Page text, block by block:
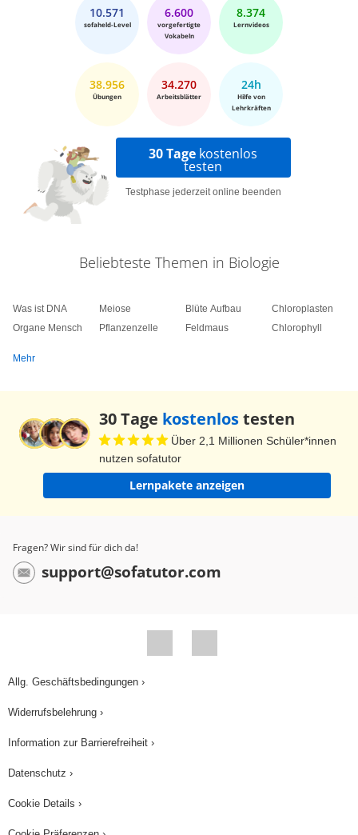
10.571
sofaheld-Level
6.600
vorgefertigte
Vokabeln
8.374
Lernvideos
38.956
Übungen
34.270
Arbeitsblätter
24h
Hilfe von
Lehrkräften
30 Tage kostenlos
testen
Testphase jederzeit online beenden
Beliebteste Themen in Biologie
Was ist DNA
Organe Mensch
Meiose
Pflanzenzelle
Blüte Aufbau
Feldmaus
Chloroplasten
Chlorophyll
Mehr
30 Tage kostenlostesten
Über 2,1 Millionen Schüler*innen
nutzen sofatutor
Lernpakete anzeigen
Fragen? Wir sind für dich da!
support@sofatutor.com
Allg. Geschäftsbedingungen ›
Widerrufsbelehrung ›
Information zur Barrierefreiheit ›
Datenschutz ›
Cookie Details ›